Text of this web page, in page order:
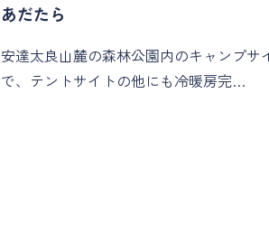
あだたら
安達太良山麓の森林公園内のキャンプサ
で、テントサイトの他にも冷暖房完…